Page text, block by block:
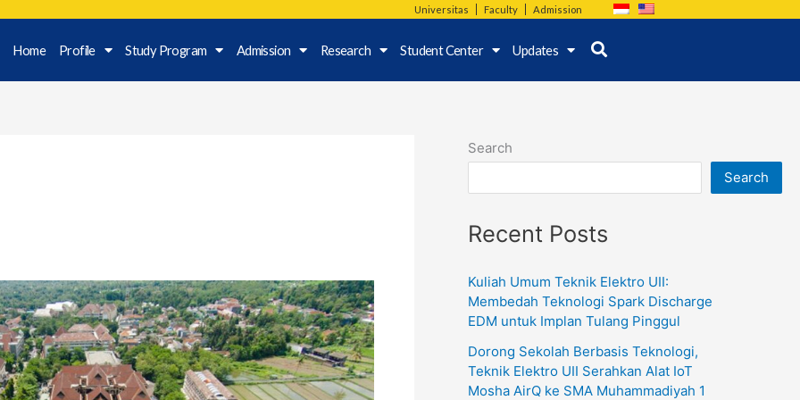
Universitas Faculty Admission
Home Profile Study Program Admission Research Student Center Updates
Search
Search
Recent Posts
Kuliah Umum Teknik Elektro UII:
Membedah Teknologi Spark Discharge
EDM untuk Implan Tulang Pinggul
Dorong Sekolah Berbasis Teknologi,
Teknik Elektro UII Serahkan Alat IoT
Mosha AirQ ke SMA Muhammadiyah 1